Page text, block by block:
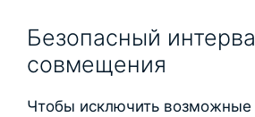
Безопасный
совмещения
Чтобы исключить